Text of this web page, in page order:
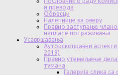
и превода
Обрасци
Налепнице за оверу
Правно заступање
наплате потраживања
Усавршавања
Ауторскоправни
2019)
Правно утемељење
тумача
Галерија слика